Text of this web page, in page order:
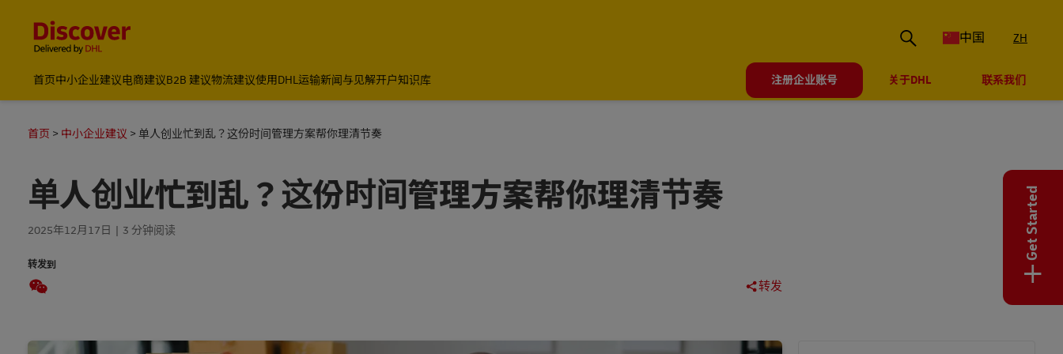
国际物流_国际快递_国际运输物流公司
中国 ZH
首页中小企业建议电商建议B2B 建议物流建议使用DHL运输新闻与见解开户知识库 注册企业账号 关于DHL 联系我们
首页 中小企业建议 单人创业忙到乱？这份时间管理方案帮你理清节奏
单人创业忙到乱？这份时间管理方案帮你理清节奏
2025年12月17日 3 分钟阅读
转发到
转发
Get Started
+